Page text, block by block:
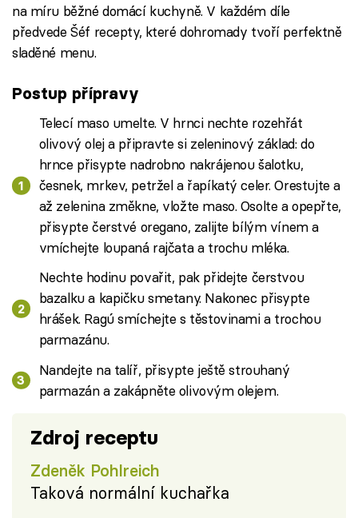
na míru běžné domácí kuchyně. V každém díle
předvede Šéf recepty, které dohromady tvoří perfektně
sladěné menu.
Postup přípravy
Telecí maso umelte. V hrnci nechte rozehřát
olivový olej a připravte si zeleninový základ: do
hrnce přisypte nadrobno nakrájenou šalotku,
česnek, mrkev, petržel a řapíkatý celer. Orestujte a
až zelenina změkne, vložte maso. Osolte a opepřte,
přisypte čerstvé oregano, zalijte bílým vínem a
vmíchejte loupaná rajčata a trochu mléka.
Nechte hodinu povařit, pak přidejte čerstvou
bazalku a kapičku smetany. Nakonec přisypte
hrášek. Ragú smíchejte s těstovinami a trochou
parmazánu.
Nandejte na talíř, přisypte ještě strouhaný
parmazán a zakápněte olivovým olejem.
Zdroj receptu
Zdeněk Pohlreich
Taková normální kuchařka